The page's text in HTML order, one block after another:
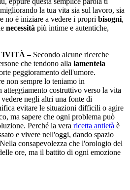
la tua vita sia sul lavoro, sia
no è iniziare a vedere i propri bisogni,
necessità più intime e autentiche,
– Secondo alcune ricerche
che tendono alla lamentela
peggioramento dell'umore.
non sempre lo teniamo in
costruttivo verso la vita
negli altri una fonte di
evitare le situazioni difficili o agire
ma sapere che ogni problema può
Perché la vera ricetta antietà è
e vivere nell'oggi, dando spazio
consapevolezza che l'orologio del
ore, ma il battito di ogni emozione